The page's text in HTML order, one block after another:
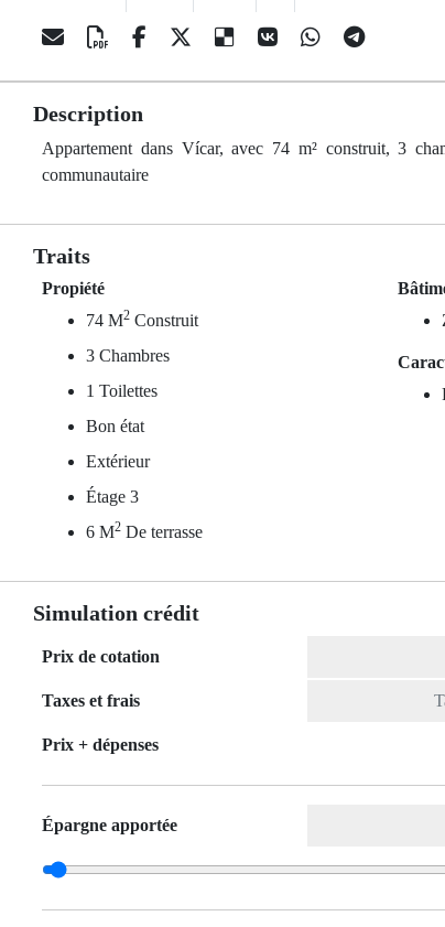
Description
Appartement dans Vícar, avec 74 m² construit, 3
communautaire
Traits
Propiété
74 M2 Construit
3 Chambres
1 Toilettes
Bon état
Extérieur
Étage 3
6 M2 De terrasse
Simulation crédit
Prix de cotation
Taxes et frais
Prix ​​+ dépenses
Épargne apportée